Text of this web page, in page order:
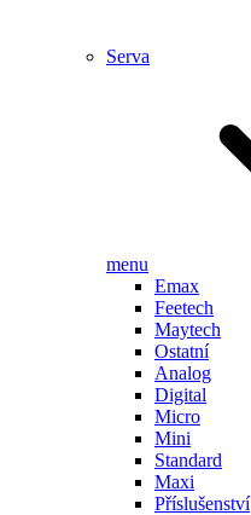
Serva
menu
Emax
Feetech
Maytech
Ostatní
Analog
Digital
Micro
Mini
Standard
Maxi
Příslušenství